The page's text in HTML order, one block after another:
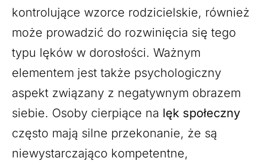
kontrolujące wzorce rodzicielskie, również
może prowadzić do rozwinięcia się tego
typu lęków w dorosłości. Ważnym
elementem jest także psychologiczny
aspekt związany z negatywnym obrazem
siebie. Osoby cierpiące na lęk społeczny
często mają silne przekonanie, że są
niewystarczająco kompetentne,